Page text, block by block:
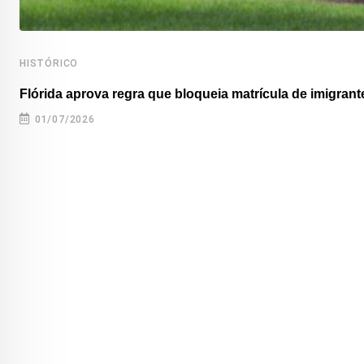
HISTÓRICO
Flórida aprova regra que bloqueia matrícula de
01/07/2026